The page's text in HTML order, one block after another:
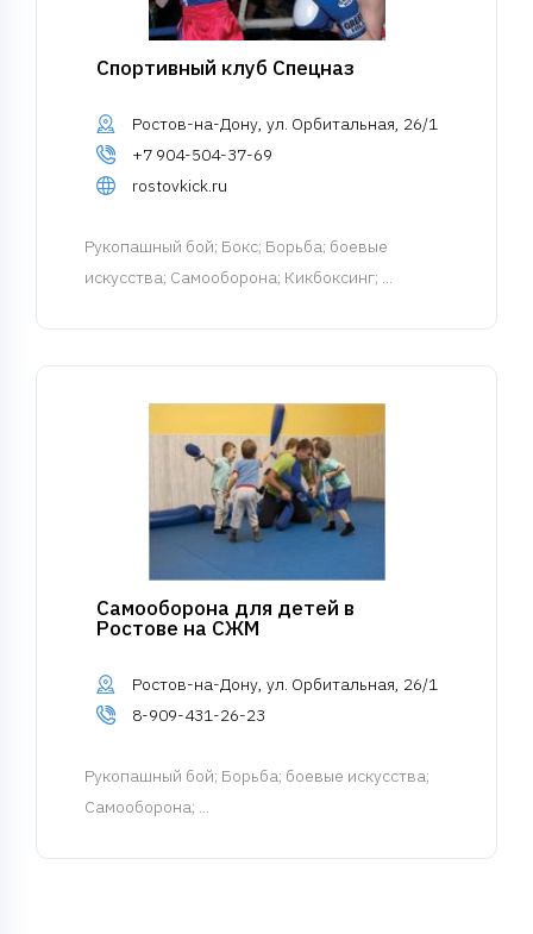
Спортивный клуб Спецназ
Ростов-на-Дону, ул. Орбитальная, 26/1
+7 904-504-37-69
rostovkick.ru
Рукопашный бой; Бокс; Борьба; боевые
искусства; Самооборона; Кикбоксинг; ...
Самооборона для детей в
Ростове на СЖМ
Ростов-на-Дону, ул. Орбитальная, 26/1
8-909-431-26-23
Рукопашный бой; Борьба; боевые искусства;
Самооборона; ...